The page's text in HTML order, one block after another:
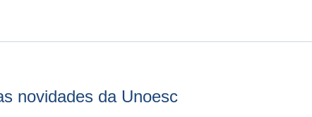
novidades da Unoesc